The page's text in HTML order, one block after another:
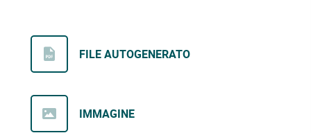
FILE AUTOGENERATO
IMMAGINE